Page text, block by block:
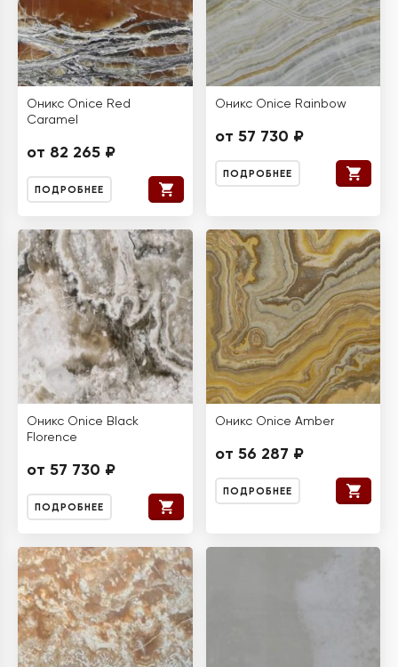
Оникс Onice Red
Caramel
от 82 265 ₽
ПОДРОБНЕЕ
Оникс Onice Rainbow
от 57 730 ₽
ПОДРОБНЕЕ
Оникс Onice Black
Florence
от 57 730 ₽
ПОДРОБНЕЕ
Оникс Onice Amber
от 56 287 ₽
ПОДРОБНЕЕ